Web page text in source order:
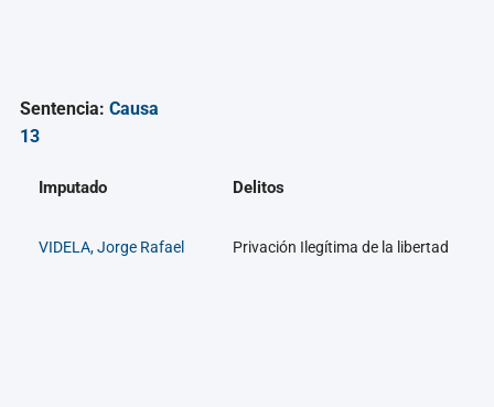
Sentencia: Causa
13
Imputado Delitos
VIDELA, Jorge Rafael Privación Ilegítima de la libertad